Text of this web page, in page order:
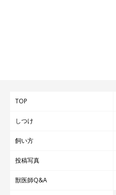
TOP
しつけ
飼い方
投稿写真
獣医師Q&A